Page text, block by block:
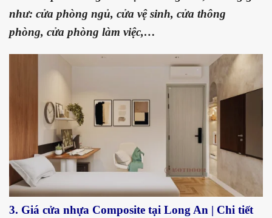
như: cửa phòng ngủ, cửa vệ sinh, cửa thông
phòng, cửa phòng làm việc,…
3. Giá cửa nhựa Composite tại Long An | Chi tiết